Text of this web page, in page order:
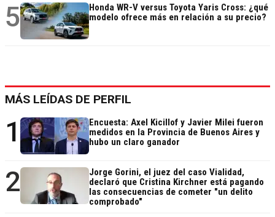
5
Honda WR-V versus Toyota Yaris Cross: ¿qué
modelo ofrece más en relación a su precio?
MÁS LEÍDAS DE PERFIL
1
Encuesta: Axel Kicillof y Javier Milei fueron
medidos en la Provincia de Buenos Aires y
hubo un claro ganador
2
Jorge Gorini, el juez del caso Vialidad,
declaró que Cristina Kirchner está pagando
las consecuencias de cometer "un delito
comprobado"